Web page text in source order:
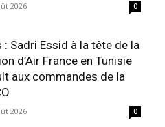
2026 0
Sadri Essid à la tête de la
d’Air France en Tunisie
aux commandes de la
2026 0